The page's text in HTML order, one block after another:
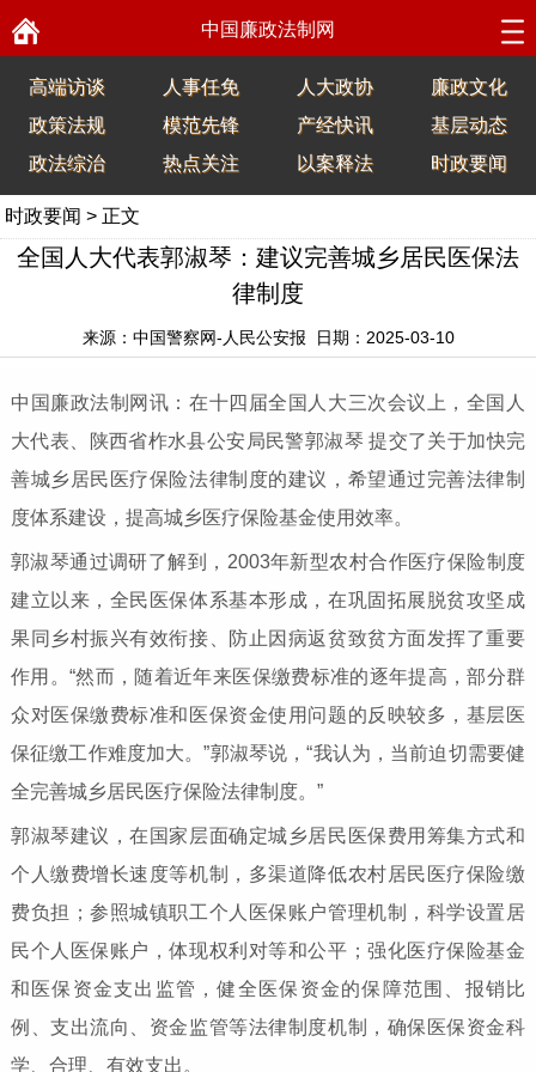
中国廉政法制网
高端访谈 人事任免 人大政协
廉政文化
政策法规
模范先锋 产经快讯
基层动态
政法综治
热点关注 以案释法 时政要闻
时政要闻 > 正文
全国人大代表郭淑琴：建议完善城乡居民医保法
律制度
来源：中国警察网-人民公安报 日期：2025-03-10
中国廉政法制网讯：在十四届全国人大三次会议上，全国人
大代表、陕西省柞水县公安局民警郭淑琴 提交了关于加快完
善城乡居民医疗保险法律制度的建议，希望通过完善法律制
度体系建设，提高城乡医疗保险基金使用效率。
郭淑琴通过调研了解到，2003年新型农村合作医疗保险制度
建立以来，全民医保体系基本形成，在巩固拓展脱贫攻坚成
果同乡村振兴有效衔接、防止因病返贫致贫方面发挥了重要
作用。“然而，随着近年来医保缴费标准的逐年提高，部分群
众对医保缴费标准和医保资金使用问题的反映较多，基层医
保征缴工作难度加大。”郭淑琴说，“我认为，当前迫切需要健
全完善城乡居民医疗保险法律制度。”
郭淑琴建议，在国家层面确定城乡居民医保费用筹集方式和
个人缴费增长速度等机制，多渠道降低农村居民医疗保险缴
费负担；参照城镇职工个人医保账户管理机制，科学设置居
民个人医保账户，体现权利对等和公平；强化医疗保险基金
和医保资金支出监管，健全医保资金的保障范围、报销比
例、支出流向、资金监管等法律制度机制，确保医保资金科
学、合理、有效支出。